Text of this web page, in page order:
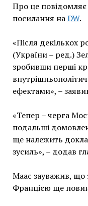
Про це повідомляє
посилання наDW.
«Після декількох
(України – ред.)
зробивши перші
ефектами», –
«Тепер – черга
подальші
ще належить
зусиль», – додав
Маас зауважив, що
Францією ще